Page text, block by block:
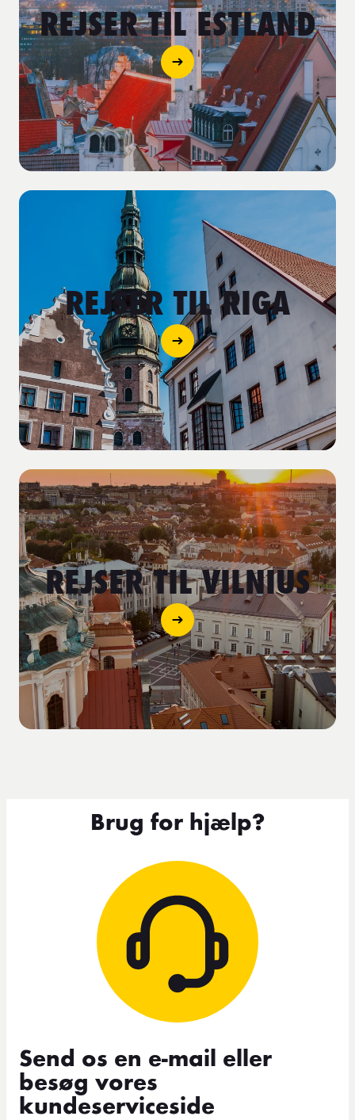
REJSER TIL ESTLAND
REJSER TIL RIGA
REJSER TIL VILNIUS
Brug for hjælp?
Send os en e-mail eller
besøg vores
kundeserviceside